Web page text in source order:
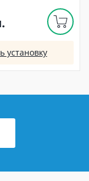
установку